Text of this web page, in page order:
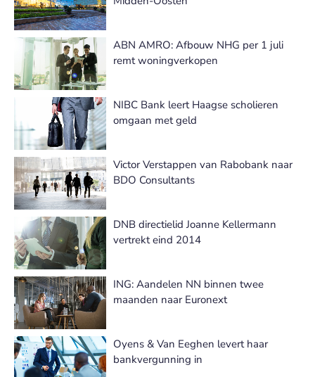
ABN AMRO: Afbouw NHG per 1 juli
remt woningverkopen
NIBC Bank leert Haagse scholieren
omgaan met geld
Victor Verstappen van Rabobank naar
BDO Consultants
DNB directielid Joanne Kellermann
vertrekt eind 2014
ING: Aandelen NN binnen twee
maanden naar Euronext
Oyens & Van Eeghen levert haar
bankvergunning in